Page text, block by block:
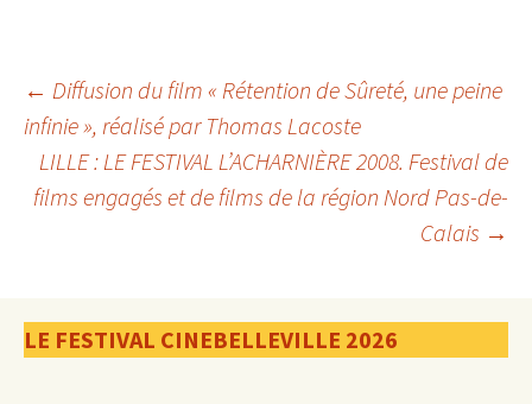
Navigation
des
← Diffusion du film « Rétention de Sûreté, une peine
infinie », réalisé par Thomas Lacoste
LILLE : LE FESTIVAL L’ACHARNIÈRE 2008. Festival de
films engagés et de films de la région Nord Pas-de-
Calais →
LE FESTIVAL CINEBELLEVILLE 2026